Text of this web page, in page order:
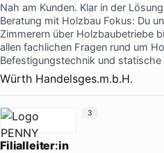
Nah am Kunden. Klar in der
Beratung mit Holzbau Fokus: Du
Zimmerern über Holzbaubetriebe
allen fachlichen Fragen rund um
Befestigungstechnik und statische
Würth Handelsges.m.b.H.
Filialleiter:in
3